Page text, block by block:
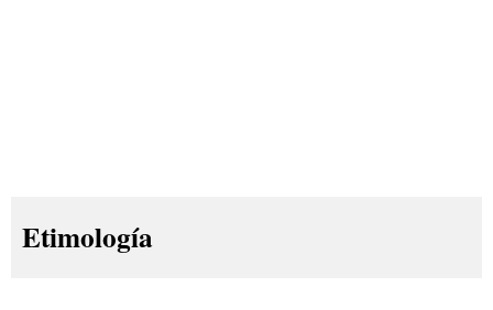
Etimología